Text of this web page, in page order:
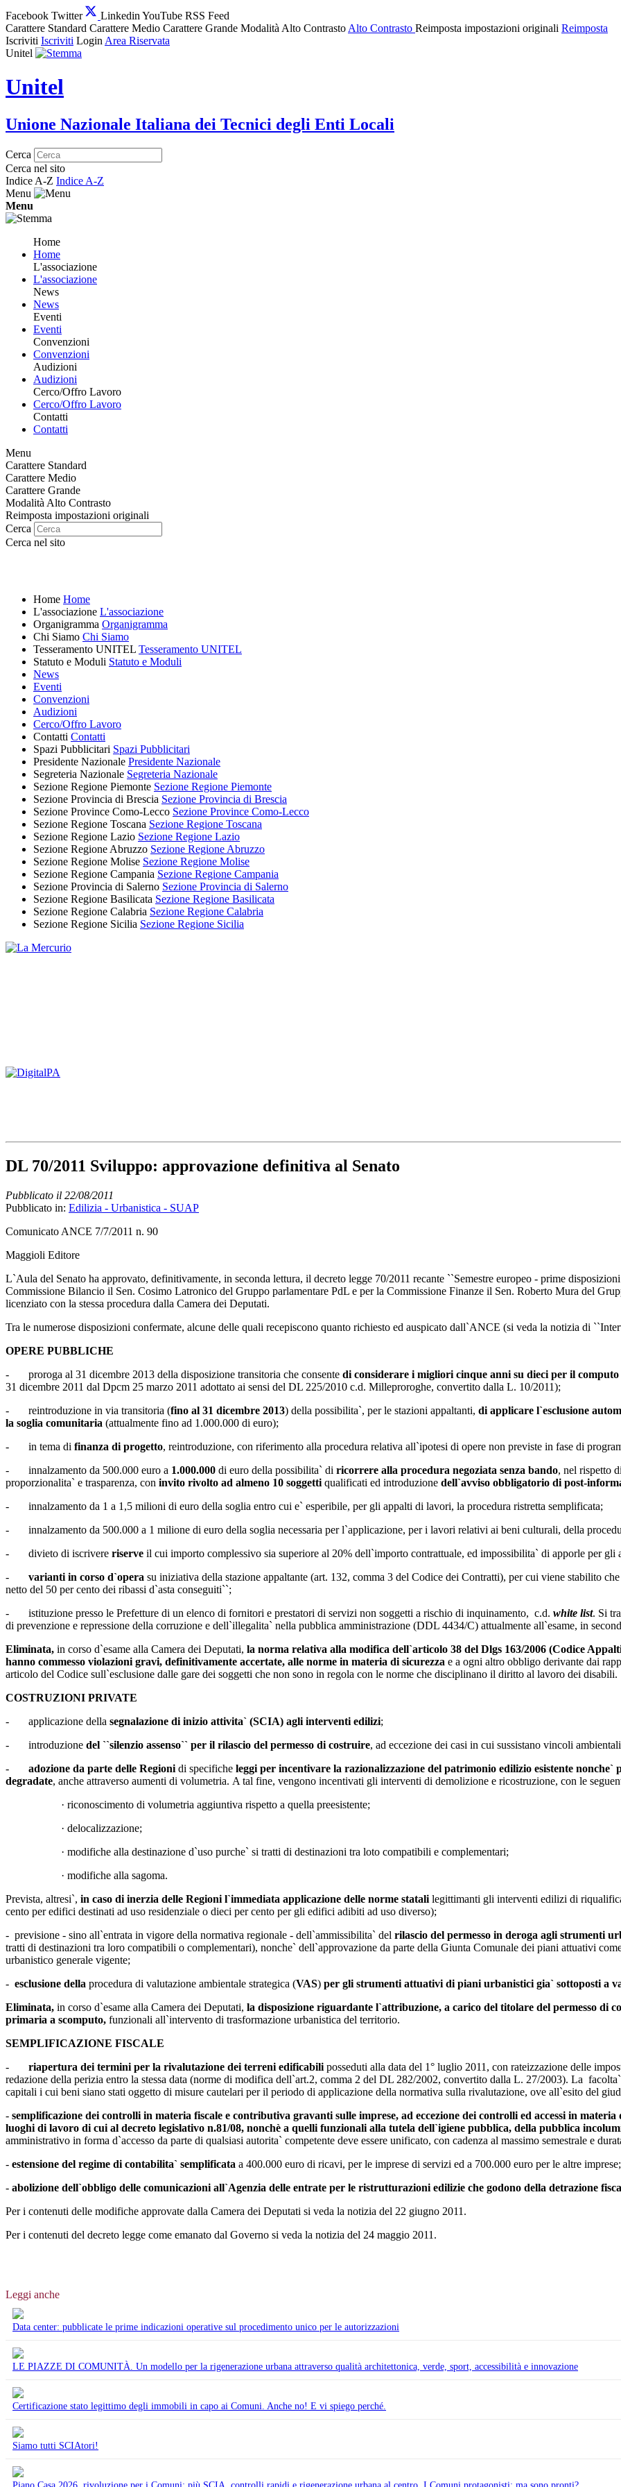
Facebook Twitter Linkedin YouTube RSS Feed
Carattere Standard Carattere Medio Carattere Grande Modalità Alto Contrasto Alto Contrasto Reimposta impostazioni originali Reimposta
Iscriviti Iscriviti Login Area Riservata
Unitel
Unitel
Unione Nazionale Italiana dei Tecnici degli Enti Locali
Cerca
Cerca nel sito
Indice A-Z Indice A-Z
Menu
Menu
Home
Home
L'associazione
L'associazione
News
News
Eventi
Eventi
Convenzioni
Convenzioni
Audizioni
Audizioni
Cerco/Offro Lavoro
Cerco/Offro Lavoro
Contatti
Contatti
Menu
Carattere Standard
Carattere Medio
Carattere Grande
Modalità Alto Contrasto
Reimposta impostazioni originali
Cerca
Cerca nel sito
Home Home
L'associazione L'associazione
Organigramma Organigramma
Chi Siamo Chi Siamo
Tesseramento UNITEL Tesseramento UNITEL
Statuto e Moduli Statuto e Moduli
News
Eventi
Convenzioni
Audizioni
Cerco/Offro Lavoro
Contatti Contatti
Spazi Pubblicitari Spazi Pubblicitari
Presidente Nazionale Presidente Nazionale
Segreteria Nazionale Segreteria Nazionale
Sezione Regione Piemonte Sezione Regione Piemonte
Sezione Provincia di Brescia Sezione Provincia di Brescia
Sezione Province Como-Lecco Sezione Province Como-Lecco
Sezione Regione Toscana Sezione Regione Toscana
Sezione Regione Lazio Sezione Regione Lazio
Sezione Regione Abruzzo Sezione Regione Abruzzo
Sezione Regione Molise Sezione Regione Molise
Sezione Regione Campania Sezione Regione Campania
Sezione Provincia di Salerno Sezione Provincia di Salerno
Sezione Regione Basilicata Sezione Regione Basilicata
Sezione Regione Calabria Sezione Regione Calabria
Sezione Regione Sicilia Sezione Regione Sicilia
DL 70/2011 Sviluppo: approvazione definitiva al Senato
Pubblicato il 22/08/2011
Pubblicato in: Edilizia - Urbanistica - SUAP
Comunicato ANCE 7/7/2011 n. 90
Maggioli Editore
L`Aula del Senato ha approvato, definitivamente, in seconda lettura, il decreto legge 70/2011 recante ``Semestre europeo - prime
Commissione Bilancio il Sen. Cosimo Latronico del Gruppo parlamentare PdL e per la Commissione Finanze il Sen. Roberto Mura del
licenziato con la stessa procedura dalla Camera dei Deputati.
Tra le numerose disposizioni confermate, alcune delle quali recepiscono quanto richiesto ed auspicato dall`ANCE (si veda la notizia di
OPERE PUBBLICHE
- proroga al 31 dicembre 2013 della disposizione transitoria che consente di considerare i migliori cinque anni su dieci per il
31 dicembre 2011 dal Dpcm 25 marzo 2011 adottato ai sensi del DL 225/2010 c.d. Milleproroghe, convertito dalla L. 10/2011);
- reintroduzione in via transitoria (fino al 31 dicembre 2013) della possibilita`, per le stazioni appaltanti, di applicare l`esclusione
la soglia comunitaria (attualmente fino ad 1.000.000 di euro);
- in tema di finanza di progetto, reintroduzione, con riferimento alla procedura relativa all`ipotesi di opere non previste in fase di
- innalzamento da 500.000 euro a 1.000.000 di euro della possibilita` di ricorrere alla procedura negoziata senza bando, nel rispetto
proporzionalita` e trasparenza, con invito rivolto ad almeno 10 soggetti qualificati ed introduzione dell`avviso obbligatorio di post-
- innalzamento da 1 a 1,5 milioni di euro della soglia entro cui e` esperibile, per gli appalti di lavori, la procedura ristretta semplificata;
- innalzamento da 500.000 a 1 milione di euro della soglia necessaria per l`applicazione, per i lavori relativi ai beni culturali, della
- divieto di iscrivere riserve il cui importo complessivo sia superiore al 20% dell`importo contrattuale, ed impossibilita` di apporle per gli
- varianti in corso d`opera su iniziativa della stazione appaltante (art. 132, comma 3 del Codice dei Contratti), per cui viene stabilito
netto del 50 per cento dei ribassi d`asta conseguiti``;
- istituzione presso le Prefetture di un elenco di fornitori e prestatori di servizi non soggetti a rischio di inquinamento, c.d. white list. Si
di prevenzione e repressione della corruzione e dell`illegalita` nella pubblica amministrazione (DDL 4434/C) attualmente all`esame, in
Eliminata, in corso d`esame alla Camera dei Deputati, la norma relativa alla modifica dell`articolo 38 del Dlgs 163/2006 (Codice
hanno commesso violazioni gravi, definitivamente accertate, alle norme in materia di sicurezza e a ogni altro obbligo derivante dai
articolo del Codice sull`esclusione dalle gare dei soggetti che non sono in regola con le norme che disciplinano il diritto al lavoro dei disabili.
COSTRUZIONI PRIVATE
- applicazione della segnalazione di inizio attivita` (SCIA) agli interventi edilizi;
- introduzione del ``silenzio assenso`` per il rilascio del permesso di costruire, ad eccezione dei casi in cui sussistano vincoli
- adozione da parte delle Regioni di specifiche leggi per incentivare la razionalizzazione del patrimonio edilizio esistente
degradate, anche attraverso aumenti di volumetria. A tal fine, vengono incentivati gli interventi di demolizione e ricostruzione, con le
· riconoscimento di volumetria aggiuntiva rispetto a quella preesistente;
· delocalizzazione;
· modifiche alla destinazione d`uso purche` si tratti di destinazioni tra loto compatibili e complementari;
· modifiche alla sagoma.
Prevista, altresi`, in caso di inerzia delle Regioni l`immediata applicazione delle norme statali legittimanti gli interventi edilizi di
cento per edifici destinati ad uso residenziale o dieci per cento per gli edifici adibiti ad uso diverso);
- previsione - sino all`entrata in vigore della normativa regionale - dell`ammissibilita` del rilascio del permesso in deroga agli strumenti
tratti di destinazioni tra loro compatibili o complementari), nonche` dell`approvazione da parte della Giunta Comunale dei piani attuativi
urbanistico generale vigente;
- esclusione della procedura di valutazione ambientale strategica (VAS) per gli strumenti attuativi di piani urbanistici gia` sottoposti a
Eliminata, in corso d`esame alla Camera dei Deputati, la disposizione riguardante l`attribuzione, a carico del titolare del permesso di
primaria a scomputo, funzionali all`intervento di trasformazione urbanistica del territorio.
SEMPLIFICAZIONE FISCALE
- riapertura dei termini per la rivalutazione dei terreni edificabili posseduti alla data del 1° luglio 2011, con rateizzazione delle
redazione della perizia entro la stessa data (norme di modifica dell`art.2, comma 2 del DL 282/2002, convertito dalla L. 27/2003). La
capitali i cui beni siano stati oggetto di misure cautelari per il periodo di applicazione della normativa sulla rivalutazione, ove all`esito del
- semplificazione dei controlli in materia fiscale e contributiva gravanti sulle imprese, ad eccezione dei controlli ed accessi in
luoghi di lavoro di cui al decreto legislativo n.81/08, nonchè a quelli funzionali alla tutela dell`igiene pubblica, della pubblica
amministrativo in forma d`accesso da parte di qualsiasi autorita` competente deve essere unificato, con cadenza al massimo semestrale e
- estensione del regime di contabilita` semplificata a 400.000 euro di ricavi, per le imprese di servizi ed a 700.000 euro per le altre imprese;
- abolizione dell`obbligo delle comunicazioni all`Agenzia delle entrate per le ristrutturazioni edilizie che godono della detrazione
Per i contenuti delle modifiche approvate dalla Camera dei Deputati si veda la notizia del 22 giugno 2011.
Per i contenuti del decreto legge come emanato dal Governo si veda la notizia del 24 maggio 2011.
Leggi anche
Data center: pubblicate le prime indicazioni operative sul procedimento unico per le autorizzazioni
LE PIAZZE DI COMUNITÀ. Un modello per la rigenerazione urbana attraverso qualità architettonica, verde, sport, accessibilità e innovazione
Certificazione stato legittimo degli immobili in capo ai Comuni. Anche no! E vi spiego perché.
Siamo tutti SCIAtori!